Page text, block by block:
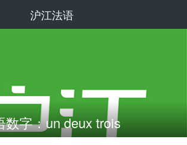
沪江法语
数字：un deux trois